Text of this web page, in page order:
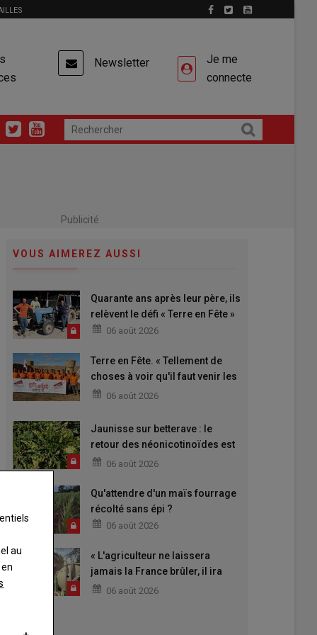
Newsletter
Je me
connecte
Publicité
VOUS AIMEREZ AUSSI
Quarante ans après leur père, ils
relèvent le défi « Terre en Fête »
06 août 2026
Terre en Fête. « Tellement de
choses à voir qu'il faut venir les
deux jours »
06 août 2026
Jaunisse sur betterave : le
retour des néonicotinoïdes est
attendu
06 août 2026
Qu'attendre d'un maïs fourrage
récolté sans épi ?
06 août 2026
« L'agriculteur ne laissera
jamais la France brûler, il ira
aider »06 août 2026
au